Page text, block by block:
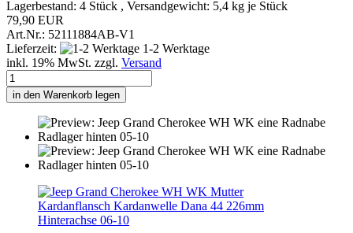
Lagerbestand: 4 Stück , Versandgewicht: 5,4 kg je Stück
79,90 EUR
Art.Nr.: 52111884AB-V1
Lieferzeit:
1-2 Werktage
inkl. 19% MwSt. zzgl. Versand
in den Warenkorb legen